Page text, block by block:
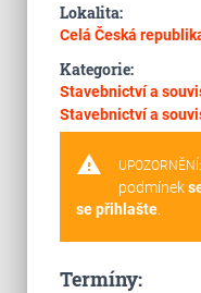
Lokalita:
Celá Česká
Kategorie:
Stavebnictví a
Stavebnictví a
warning UPOZORNĚNÍ:
podmínek
se přihlašte.
Termíny: